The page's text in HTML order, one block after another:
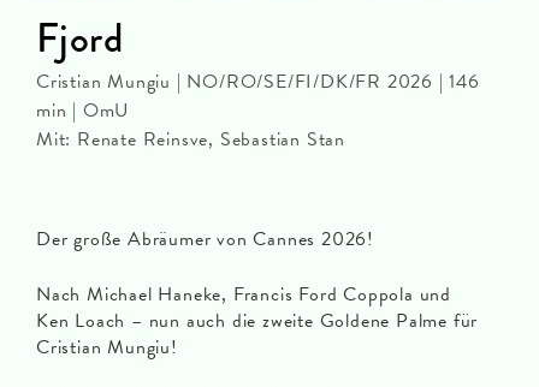
Der große Abräumer von Cannes 2026!
Nach Michael Haneke, Francis Ford Coppola und
Ken Loach – nun auch die zweite Goldene Palme für
Cristian Mungiu!
Fjord
Cristian Mungiu | NO/RO/SE/FI/DK/FR 2026 | 146
min | OmU
Mit: Renate Reinsve, Sebastian Stan